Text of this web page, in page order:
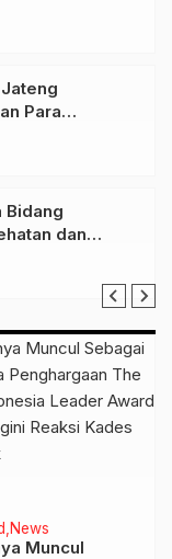
Tegaskan
Para
PIP Aspirasi
Bidang
dan
Dubes Qatar
News
Muncul